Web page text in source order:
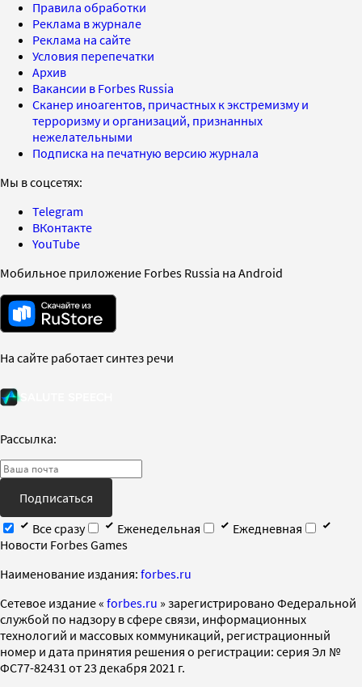
Правила обработки
Реклама в журнале
Реклама на сайте
Условия перепечатки
Архив
Вакансии в Forbes Russia
Сканер иноагентов, причастных к экстремизму и
терроризму и организаций, признанных
нежелательными
Подписка на печатную версию журнала
Мы в соцсетях:
Telegram
ВКонтакте
YouTube
Мобильное приложение Forbes Russia на Android
На сайте работает синтез речи
Рассылка:
Подписаться
Все сразу
Еженедельная
Ежедневная
Новости Forbes Games
Наименование издания: forbes.ru
Cетевое издание « forbes.ru » зарегистрировано Федеральной
службой по надзору в сфере связи, информационных
технологий и массовых коммуникаций, регистрационный
номер и дата принятия решения о регистрации: серия Эл №
ФС77-82431 от 23 декабря 2021 г.